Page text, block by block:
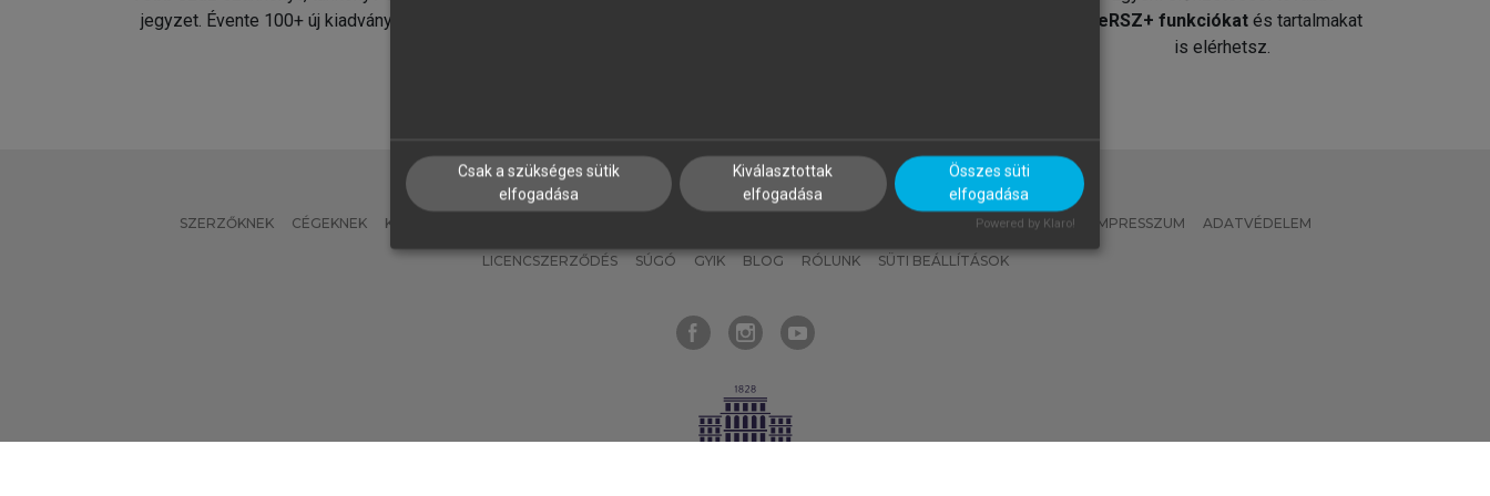
jegyzet. Évente 100+ új kiadvány.
MeRSZ+ funkciókat és tartalmakat
is elérhetsz.
SZERZŐKNEK CÉGEKNEK KÖNYVTÁROSOKNAK MI – ÁLTALÁNOS IRÁNYELVEK IMPRESSZUM ADATVÉDELEM
LICENCSZERZŐDÉS SÚGÓ GYIK BLOG RÓLUNK SÜTI BEÁLLÍTÁSOK
Csak a szükséges sütik
elfogadása
Kiválasztottak
elfogadása
Összes süti
elfogadása
Powered by Klaro!